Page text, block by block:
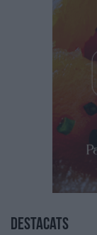
Destacats